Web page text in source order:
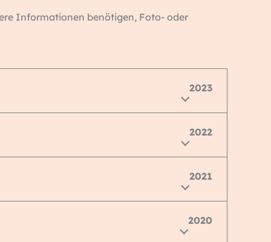
Informationen benötigen, Foto- oder
2023
2022
2021
2020